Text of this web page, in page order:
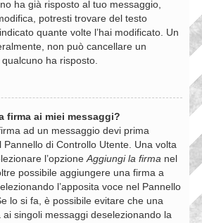
ha già risposto al tuo messaggio,
potresti trovare del testo
quante volte l’hai modificato. Un
non può cancellare un
ha risposto.
firma ai miei messaggi?
ad un messaggio devi prima
di Controllo Utente. Una volta
l’opzione Aggiungi la firma nel
possibile aggiungere una firma a
l’apposita voce nel Pannello
lo si fa, è possibile evitare che una
singoli messaggi deselezionando la